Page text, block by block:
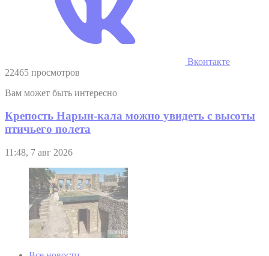
Вконтакте
22465 просмотров
Вам может быть интересно
Крепость Нарын-кала можно увидеть с высоты
птичьего полета
11:48, 7 авг 2026